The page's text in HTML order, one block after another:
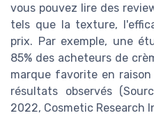
vous pouvez lire des
tels que la texture,
prix. Par exemple, une
85% des acheteurs de
marque favorite en
résultats observés
2022, Cosmetic Research